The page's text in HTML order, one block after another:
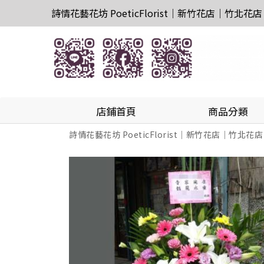
詩情花藝花坊 PoeticFlorist｜新竹花店｜竹北花店
店鋪首頁 商品分類
詩情花藝花坊 PoeticFlorist｜新竹花店｜竹北花店